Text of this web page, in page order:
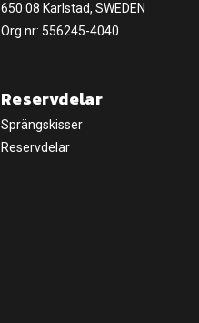
650 08 Karlstad, SWEDEN
Org.nr: 556245-4040
Reservdelar
Sprängskisser
Reservdelar